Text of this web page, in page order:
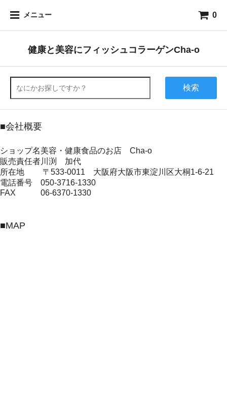
メニュー 0
健康と美容にフィッシュコラーゲンCha-o
検索
■会社概要
ショップ名美容・健康食品のお店 Cha-o
販売責任者川渕 加代
所在地
〒533-0011 大阪府大阪市東淀川区大桐1-6-21
電話番号
050-3716-1330
FAX
06-6370-1330
■MAP